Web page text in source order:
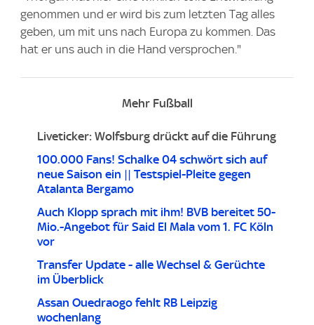
genommen und er wird bis zum letzten Tag alles
geben, um mit uns nach Europa zu kommen. Das
hat er uns auch in die Hand versprochen."
Mehr Fußball
Liveticker: Wolfsburg drückt auf die Führung
100.000 Fans! Schalke 04 schwört sich auf
neue Saison ein || Testspiel-Pleite gegen
Atalanta Bergamo
Auch Klopp sprach mit ihm! BVB bereitet 50-
Mio.-Angebot für Said El Mala vom 1. FC Köln
vor
Transfer Update - alle Wechsel & Gerüchte
im Überblick
Assan Ouedraogo fehlt RB Leipzig
wochenlang